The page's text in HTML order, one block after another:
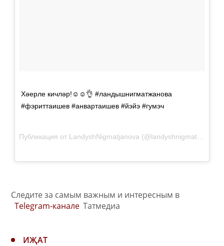
Хәерле кичләр!☺️☺️👌 #ландышнигматжанова
#фэриттаишев #анвартаишев #йэйэ #гумэч
Публикация от LandyshNigmatjanova (@landyshnigmatjanova)
Следите за самым важным и интересным в
Telegram-канале Татмедиа
ИҖАТ